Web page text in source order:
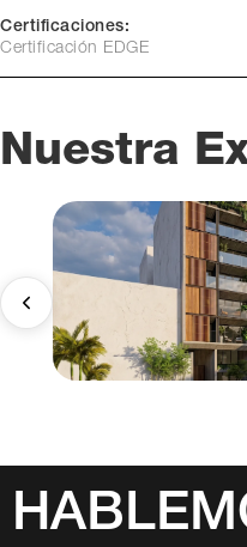
Certificaciones:
Certificación EDGE
Nuestra